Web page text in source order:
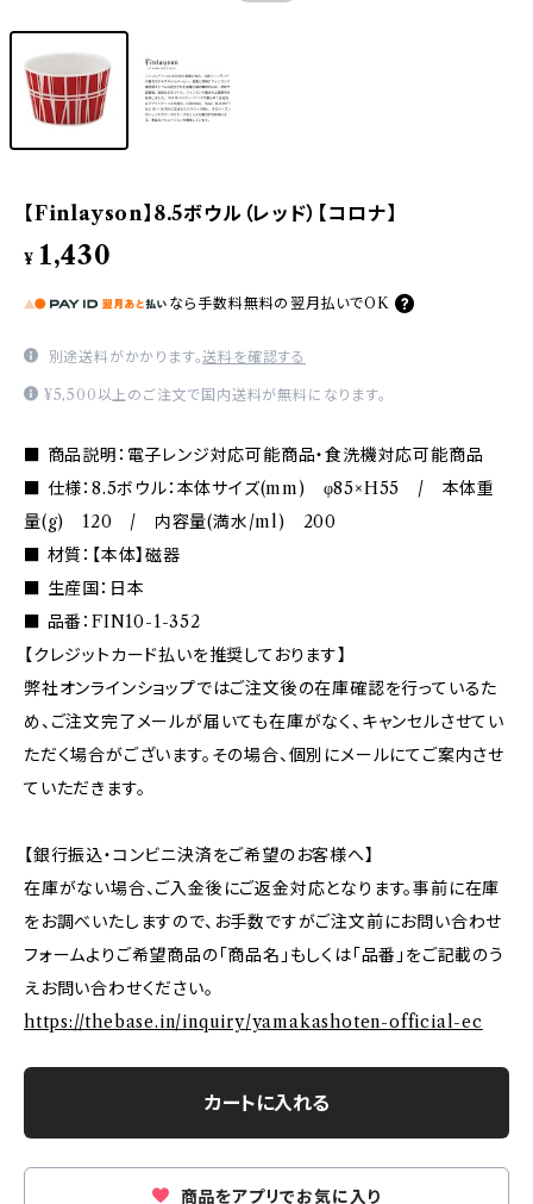
【Finlayson】8.5ボウル（レッド）【コロナ】
¥ 1,430
なら 手数料無料の 翌月払いでOK
別途送料がかかります。送料を確認する
¥5,500以上のご注文で国内送料が無料になります。
■ 商品説明：電子レンジ対応可能商品・食洗機対応可能商品
■ 仕様：8.5ボウル：本体サイズ(mm) φ85×H55 / 本体重
量(g) 120 / 内容量(満水/ml) 200
■ 材質：【本体】磁器
■ 生産国：日本
■ 品番：FIN10-1-352
【クレジットカード払いを推奨しております】
弊社オンラインショップではご注文後の在庫確認を行っているた
め、ご注文完了メールが届いても在庫がなく、キャンセルさせてい
ただく場合がございます。その場合、個別にメールにてご案内させ
ていただきます。
【銀行振込・コンビニ決済をご希望のお客様へ】
在庫がない場合、ご入金後にご返金対応となります。事前に在庫
をお調べいたしますので、お手数ですがご注文前にお問い合わせ
フォームよりご希望商品の「商品名」もしくは「品番」をご記載のう
えお問い合わせください。
https://thebase.in/inquiry/yamakashoten-official-ec
カートに入れる
商品をアプリでお気に入り